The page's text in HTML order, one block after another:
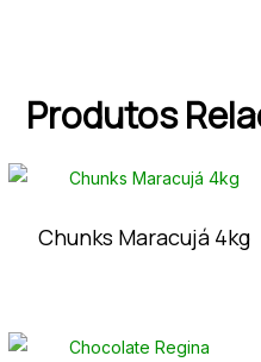
Produtos
Chunks Maracujá 4kg